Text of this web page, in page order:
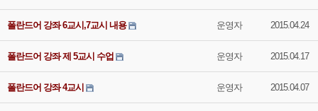
폴란드어 강좌 6교시,7교시 내용 운영자 2015.04.24
폴란드어 강좌 제 5교시 수업 운영자 2015.04.17
폴란드어 강좌 4교시 운영자 2015.04.07